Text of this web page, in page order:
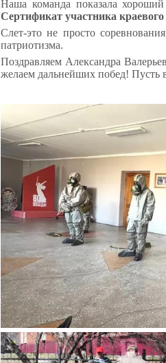
Наша команда показала
Сертификат участника
Слет-это не просто
патриотизма.
Поздравляем Александра
желаем дальнейших побед! Пусть